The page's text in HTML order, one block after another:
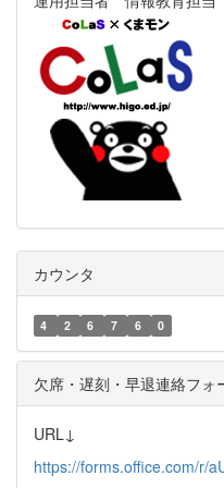
カウンタ
4 2 6 7 6 0
欠席・遅刻・早退連絡フォ
URL↓
https://forms.office.com/r/